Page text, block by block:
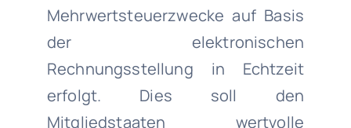
Mehrwertsteuerzwecke auf Basis
der elektronischen
Rechnungsstellung in Echtzeit
erfolgt. Dies soll den
Mitgliedstaaten wertvolle